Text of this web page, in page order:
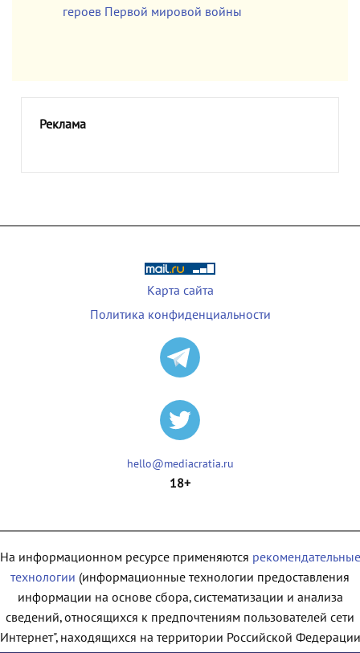
героев Первой мировой войны
Реклама
Карта сайта
Политика конфиденциальности
hello@mediacratia.ru
18+
На информационном ресурсе применяются рекомендательные
технологии (информационные технологии предоставления
информации на основе сбора, систематизации и анализа
сведений, относящихся к предпочтениям пользователей сети
находящихся на территории Российской